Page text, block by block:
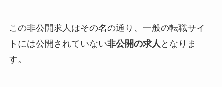
この非公開求人はその名の通り、 一般の転職サイ
トには公開されていない非公開の求人 となりま
す。